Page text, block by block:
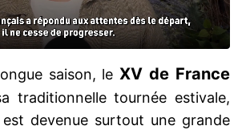
saison, leXV de France
traditionnelle tournée estivale,
devenue surtout une grande